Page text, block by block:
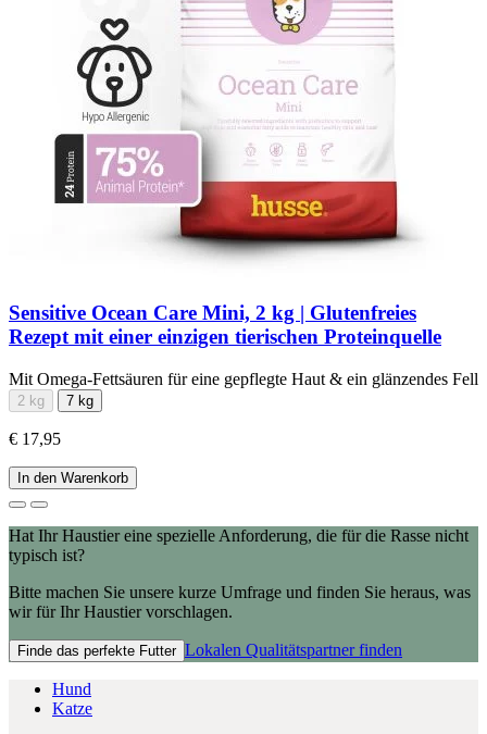
Sensitive Ocean Care Mini, 2 kg | Glutenfreies
Rezept mit einer einzigen tierischen Proteinquelle
Mit Omega-Fettsäuren für eine gepflegte Haut & ein glänzendes Fell
2 kg 7 kg
€ 17,95
In den Warenkorb
Hat Ihr Haustier eine spezielle Anforderung, die für die Rasse nicht
typisch ist?
Bitte machen Sie unsere kurze Umfrage und finden Sie heraus, was
wir für Ihr Haustier vorschlagen.
Finde das perfekte Futter Lokalen Qualitätspartner finden
Hund
Katze